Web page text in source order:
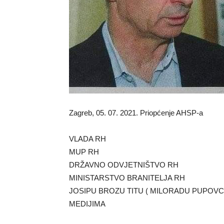
Zagreb, 05. 07. 2021. Priopćenje AHSP-a
VLADA RH
MUP RH
DRŽAVNO ODVJETNIŠTVO RH
MINISTARSTVO BRANITELJA RH
JOSIPU BROZU TITU ( MILORADU
MEDIJIMA